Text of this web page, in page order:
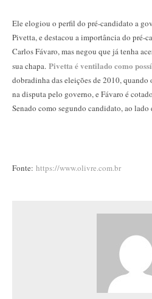
Ele elogiou o perfil do pré-candidato a
Pivetta, e destacou a importância do pré-
Carlos Fávaro, mas negou que já tenha
sua chapa. Pivetta é ventilado como
dobradinha das eleições de 2010,
na disputa pelo governo, e Fávaro é
Senado como segundo candidato, ao lado
Fonte: https://www.olivre.com.br